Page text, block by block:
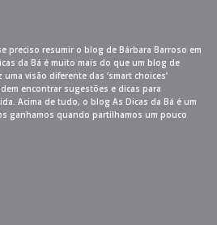
preciso resumir o blog de Bárbara Barroso em
da Bá é muito mais do que um blog de
visão diferente das ‘smart choices’
encontrar sugestões e dicas para
Acima de tudo, o blog As Dicas da Bá é um
ganhamos quando partilhamos um pouco